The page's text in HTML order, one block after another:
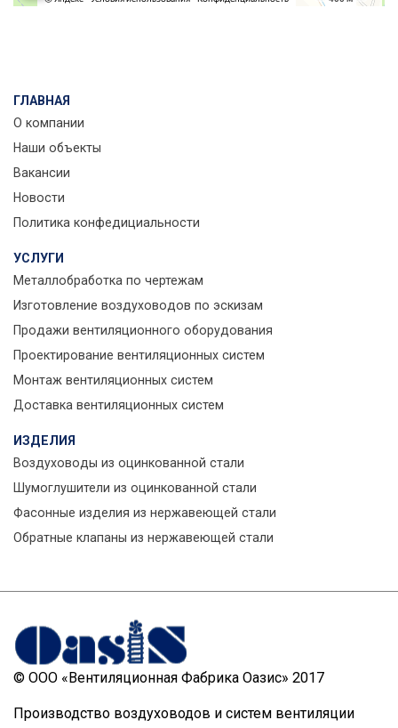
ГЛАВНАЯ
О компании
Наши объекты
Вакансии
Новости
Политика конфедициальности
УСЛУГИ
Металлобработка по чертежам
Изготовление воздуховодов по эскизам
Продажи вентиляционного оборудования
Проектирование вентиляционных систем
Монтаж вентиляционных систем
Доставка вентиляционных систем
ИЗДЕЛИЯ
Воздуховоды из оцинкованной стали
Шумоглушители из оцинкованной стали
Фасонные изделия из нержавеющей стали
Обратные клапаны из нержавеющей стали
© ООО «Вентиляционная Фабрика Оазис» 2017
Производство воздуховодов и систем вентиляции